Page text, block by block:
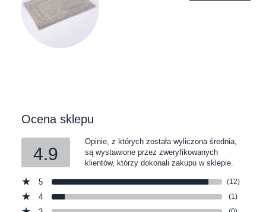
Ocena sklepu
4.9
Opinie, z których została wyliczona średnia,
są wystawione przez zweryfikowanych
klientów, którzy dokonali zakupu w sklepie.
5 (12)
4 (1)